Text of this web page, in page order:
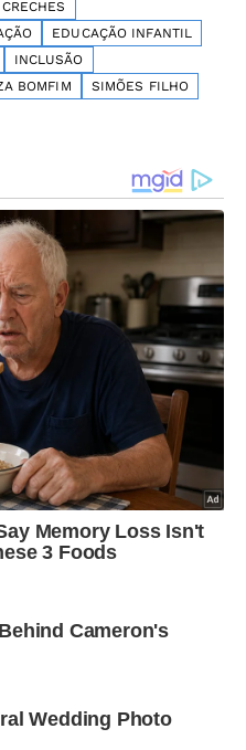
CRECHES
EDUCAÇÃO INFANTIL
INCLUSÃO
BOMFIM
SIMÕES FILHO